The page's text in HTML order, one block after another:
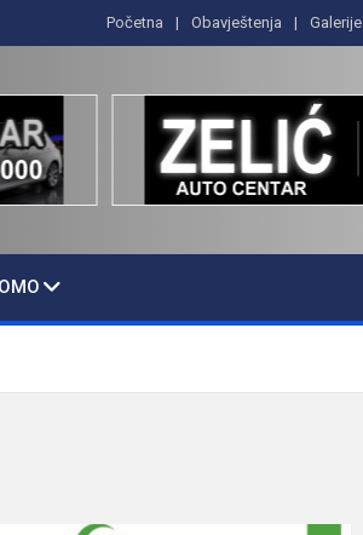
Početna Obavještenja Galerije